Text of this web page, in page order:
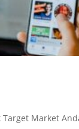
Target Market